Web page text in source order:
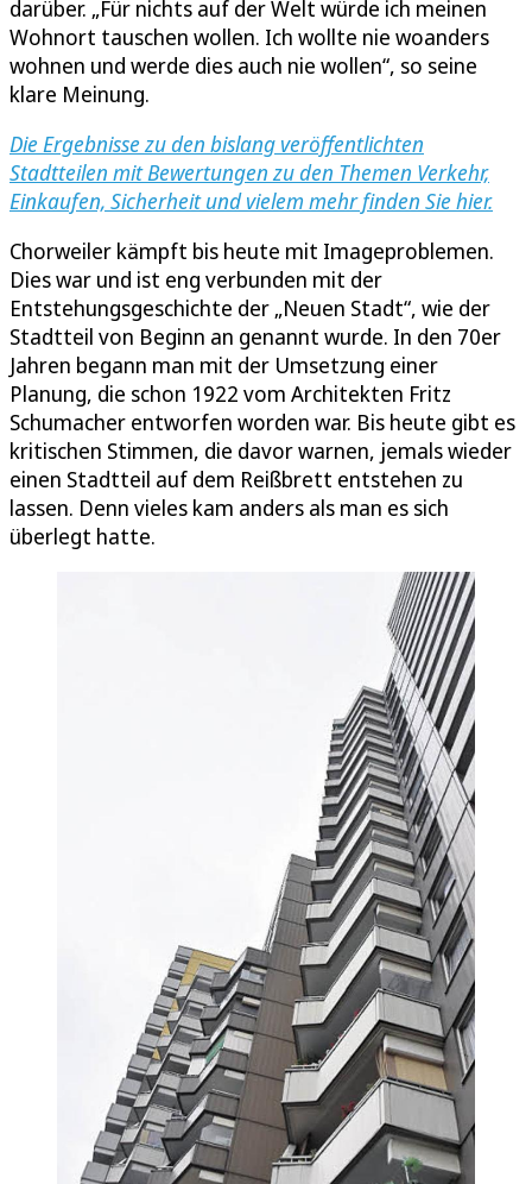
darüber. „Für nichts auf der Welt würde ich meinen
Wohnort tauschen wollen. Ich wollte nie woanders
wohnen und werde dies auch nie wollen“, so seine
klare Meinung.
Die Ergebnisse zu den bislang veröffentlichten
Stadtteilen mit Bewertungen zu den Themen Verkehr,
Einkaufen, Sicherheit und vielem mehr finden Sie hier.
Chorweiler kämpft bis heute mit Imageproblemen.
Dies war und ist eng verbunden mit der
Entstehungsgeschichte der „Neuen Stadt“, wie der
Stadtteil von Beginn an genannt wurde. In den 70er
Jahren begann man mit der Umsetzung einer
Planung, die schon 1922 vom Architekten Fritz
Schumacher entworfen worden war. Bis heute gibt es
kritischen Stimmen, die davor warnen, jemals wieder
einen Stadtteil auf dem Reißbrett entstehen zu
lassen. Denn vieles kam anders als man es sich
überlegt hatte.